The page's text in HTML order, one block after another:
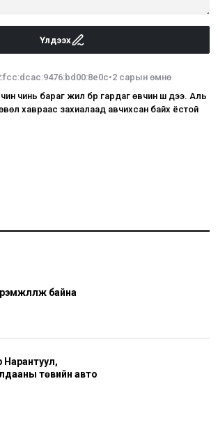
Үлдээх
•2 сарын өмнө
чинь бараг жил бүр гардаг өвчин ш дээ. Аль
хавраас захиалаад авчихсан байх ёстой
байна
Нарантуул,
төвийн авто